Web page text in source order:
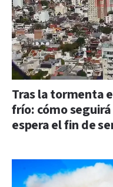
Tras la tormenta
frío: cómo
espera el fin de